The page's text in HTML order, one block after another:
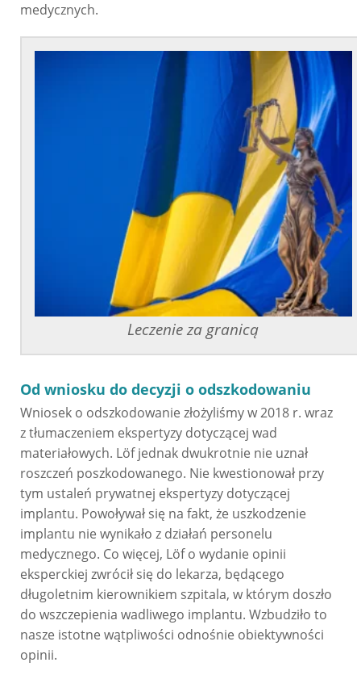
medycznych.
Leczenie za granicą
Od wniosku do decyzji o odszkodowaniu
Wniosek o odszkodowanie złożyliśmy w 2018 r. wraz
z tłumaczeniem ekspertyzy dotyczącej wad
materiałowych. Löf jednak dwukrotnie nie uznał
roszczeń poszkodowanego. Nie kwestionował przy
tym ustaleń prywatnej ekspertyzy dotyczącej
implantu. Powoływał się na fakt, że uszkodzenie
implantu nie wynikało z działań personelu
medycznego. Co więcej, Löf o wydanie opinii
eksperckiej zwrócił się do lekarza, będącego
długoletnim kierownikiem szpitala, w którym doszło
do wszczepienia wadliwego implantu. Wzbudziło to
nasze istotne wątpliwości odnośnie obiektywności
opinii.